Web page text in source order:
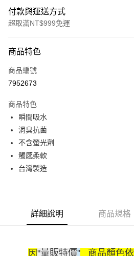
付款與運送方式
超取滿NT$999免運
信用卡一次付款
超商取貨付款
Apple Pay
街口支付
悠遊付
每筆NT$90，滿NT$999(含以上)免運費
7-11取貨付款
商品特色
商品編號
7952673
商品特色
瞬間吸水
消臭抗菌
不含螢光劑
觸感柔軟
台灣製造
詳細說明 商品規格
因"量販特價" 商品顏色依